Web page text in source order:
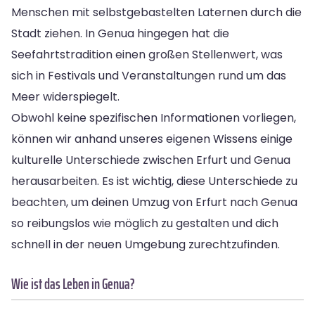
Menschen mit selbstgebastelten Laternen durch die
Stadt ziehen. In Genua hingegen hat die
Seefahrtstradition einen großen Stellenwert, was
sich in Festivals und Veranstaltungen rund um das
Meer widerspiegelt.
Obwohl keine spezifischen Informationen vorliegen,
können wir anhand unseres eigenen Wissens einige
kulturelle Unterschiede zwischen Erfurt und Genua
herausarbeiten. Es ist wichtig, diese Unterschiede zu
beachten, um deinen Umzug von Erfurt nach Genua
so reibungslos wie möglich zu gestalten und dich
schnell in der neuen Umgebung zurechtzufinden.
Wie ist das Leben in Genua?